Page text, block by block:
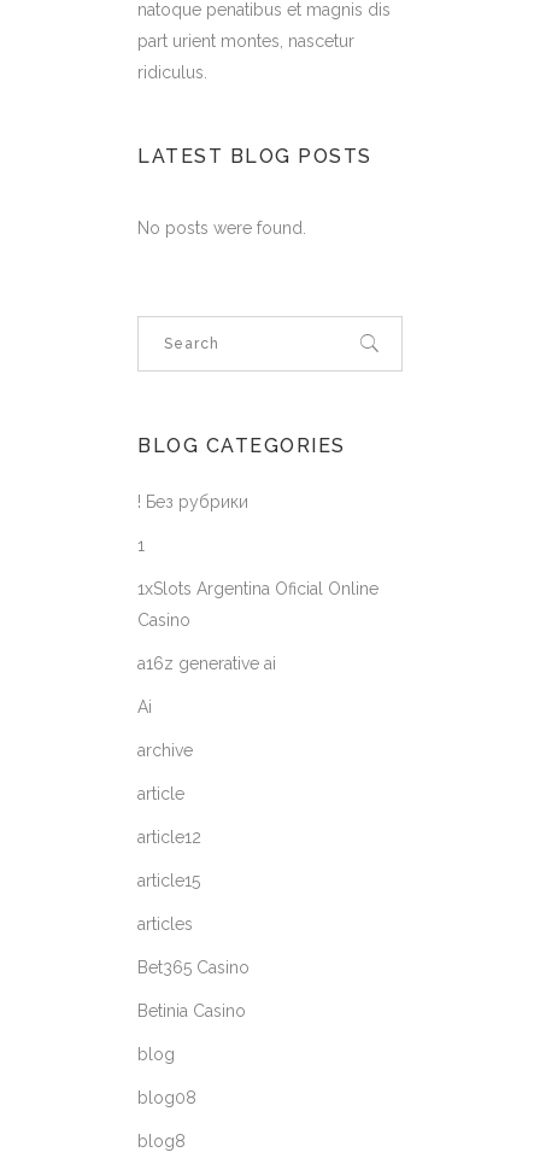
natoque penatibus et magnis dis
part urient montes, nascetur
ridiculus.
LATEST BLOG POSTS
No posts were found.
BLOG CATEGORIES
! Без рубрики
1
1xSlots Argentina Oficial Online
Casino
a16z generative ai
Ai
archive
article
article12
article15
articles
Bet365 Casino
Betinia Casino
blog
blog08
blog8